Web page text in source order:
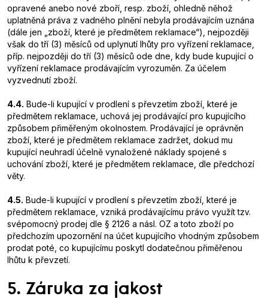
opravené anebo nové zboří, resp. zboží, ohledně něhož
uplatněná práva z vadného plnění nebyla prodávajícím uznána
(dále jen „zboží, které je předmětem reklamace“), nejpozději
však do tří (3) měsíců od uplynutí lhůty pro vyřízení reklamace,
příp. nejpozději do tří (3) měsíců ode dne, kdy bude kupující o
vyřízení reklamace prodávajícím vyrozuměn. Za účelem
vyzvednutí zboží.
4.4. Bude-li kupující v prodlení s převzetím zboží, které je
předmětem reklamace, uchová jej prodávající pro kupujícího
způsobem přiměřeným okolnostem. Prodávající je oprávněn
zboží, které je předmětem reklamace zadržet, dokud mu
kupující neuhradí účelně vynaložené náklady spojené s
uchování zboží, které je předmětem reklamace, dle předchozí
věty.
4.5. Bude-li kupující v prodlení s převzetím zboží, které je
předmětem reklamace, vzniká prodávajícímu právo využít tzv.
svépomocný prodej dle § 2126 a násl. OZ a toto zboží po
předchozím upozornění na účet kupujícího vhodným způsobem
prodat poté, co kupujícímu poskytl dodatečnou přiměřenou
lhůtu k převzetí.
5. Záruka za jakost